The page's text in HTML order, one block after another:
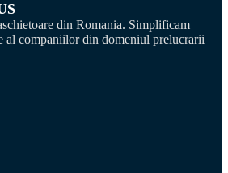
din Romania. Simplificam
al companiilor din domeniul prelucrarii